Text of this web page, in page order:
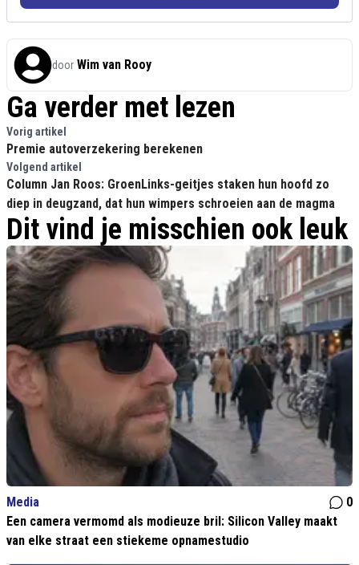
door Wim van Rooy
Ga verder met lezen
Vorig artikel
Premie autoverzekering berekenen
Volgend artikel
Column Jan Roos: GroenLinks-geitjes staken hun hoofd zo
diep in deugzand, dat hun wimpers schroeien aan de magma
Dit vind je misschien ook leuk
Media
0
Een camera vermomd als modieuze bril: Silicon Valley maakt
van elke straat een stiekeme opnamestudio